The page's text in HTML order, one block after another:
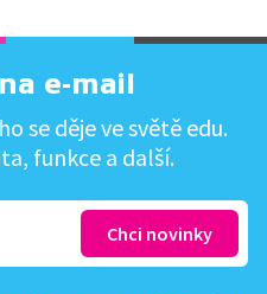
e-mail
se děje ve světě edu.
funkce a další.